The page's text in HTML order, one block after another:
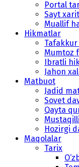
Portal
Sayt
Muallif
Hikmatlar
Mumtoz
Ibratli
Jahon
Matbuot
Jadid
Sovet
Qayta
Hozirgi
Maqolalar
Tarix